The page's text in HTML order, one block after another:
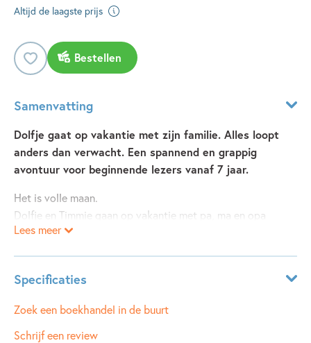
Altijd de laagste prijs
Bestellen
Samenvatting
Dolfje gaat op vakantie met zijn familie. Alles loopt
anders dan verwacht. Een spannend en grappig
avontuur voor beginnende lezers vanaf 7 jaar.
Het is volle maan.
Dolfje en Timmie gaan op vakantie met pa, ma en opa
weerwolf.
Dolfje mist Noura heel erg.
En Leo ook...
GRRR. GRRR.
Wat is dat rare geluid?
Lees meer
Specificaties
Leeftijdsindicatie: 7 - 10 jaar
ISBN:
9789025883010
Zoek een boekhandel in de buurt
Schrijf een review